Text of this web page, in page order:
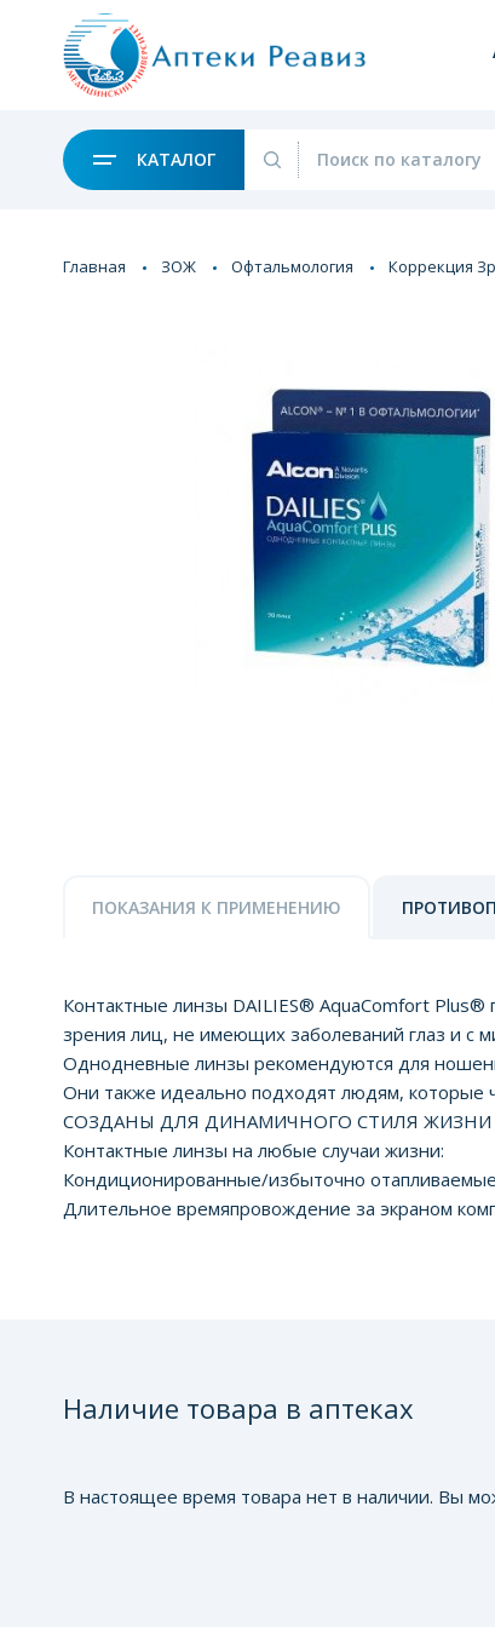
КАТАЛОГ
Главная ЗОЖ Офтальмология Коррекция
ПОКАЗАНИЯ К ПРИМЕНЕНИЮ
Контактные линзы DAILIES® AquaComfort
зрения лиц, не имеющих заболеваний глаз и с
Однодневные линзы рекомендуются для
Они также идеально подходят людям, которые
СОЗДАНЫ ДЛЯ ДИНАМИЧНОГО СТИЛЯ ЖИЗНИ
Контактные линзы на любые случаи жизни:
Кондиционированные/избыточно
Длительное времяпровождение за экраном
Наличие товара в аптеках
В настоящее время товара нет в наличии. Вы